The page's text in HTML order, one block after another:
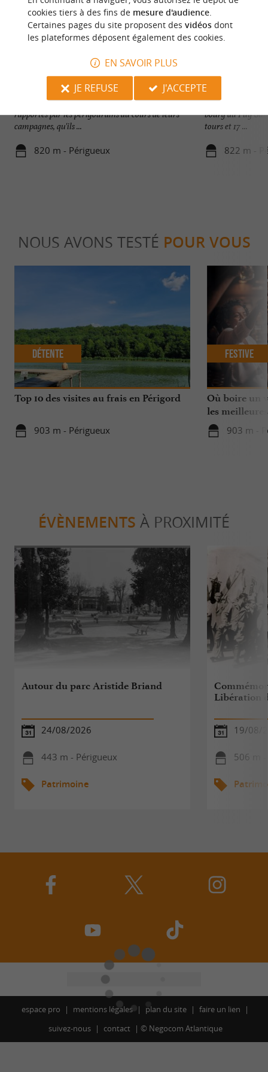
Musée Militaire du Périgord
Musée regroupant les souvenirs militaires
rapportés par les périgourdins au cours de leurs
campagnes, qu'ils ...
820 m - Périgueux
Tour Mataguerre
Dernière
bourg du Puy
tours et 17 ...
822 m -
NOUS AVONS TESTÉ POUR VOUS
Top 10 des visites au frais en Périgord
903 m - Périgueux
Détente
Où boire un
les
903 m -
Festive
ÉVÈNEMENTS À PROXIMITÉ
Autour du parc Aristide Briand
24/08/2026
443 m - Périgueux
Patrimoine
Libération
19/08/
506 m
espace pro mentions légales plan du site
faire un lien
suivez-nous
contact © Negocom Atlantique
cookies tiers à des fins de mesure d'audience.
Certaines pages du site proposent des vidéosdont
les plateformes déposent également des cookies.
EN SAVOIR PLUS
JE REFUSE
J'ACCEPTE